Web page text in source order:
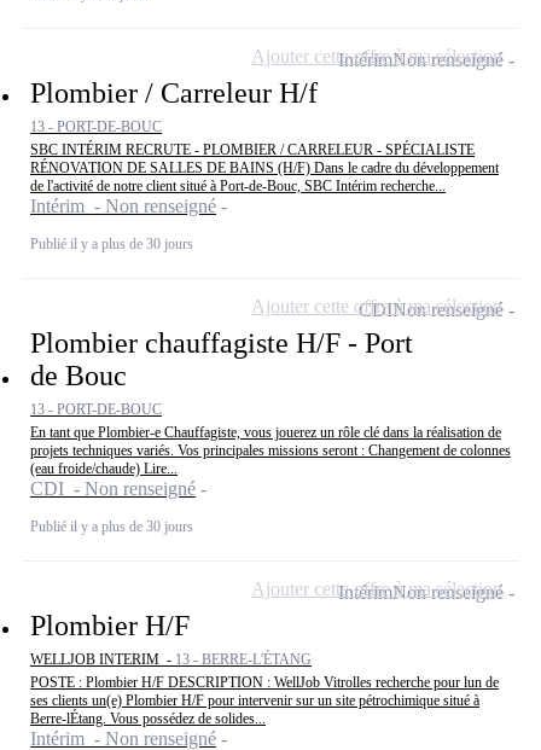
Plombier / Carreleur H/f
13 - PORT-DE-BOUC
SBC INTÉRIM RECRUTE - PLOMBIER / CARRELEUR - SPÉCIALISTE
RÉNOVATION DE SALLES DE BAINS (H/F) Dans le cadre du développement
de l'activité de notre client situé à Port-de-Bouc, SBC Intérim recherche...
Intérim - Non renseigné
Publié il y a plus de 30 jours
IntérimNon renseigné
Ajouter cette offre à ma sélection
Plombier chauffagiste H/F - Port
de Bouc
13 - PORT-DE-BOUC
En tant que Plombier-e Chauffagiste, vous jouerez un rôle clé dans la réalisation de
projets techniques variés. Vos principales missions seront : Changement de colonnes
(eau froide/chaude) Lire...
CDI - Non renseigné
Publié il y a plus de 30 jours
CDINon renseigné
Ajouter cette offre à ma sélection
Plombier H/F
WELLJOB INTERIM - 13 - BERRE-L'ÉTANG
POSTE : Plombier H/F DESCRIPTION : WellJob Vitrolles recherche pour lun de
ses clients un(e) Plombier H/F pour intervenir sur un site pétrochimique situé à
Berre-lÉtang. Vous possédez de solides...
Intérim - Non renseigné
IntérimNon renseigné
Ajouter cette offre à ma sélection